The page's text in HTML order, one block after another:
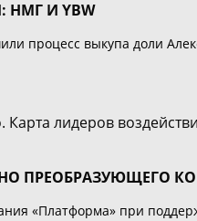
НМГ И YBW
процесс выкупа доли
ПРЕОБРАЗУЮЩЕГО
«Платформа» при